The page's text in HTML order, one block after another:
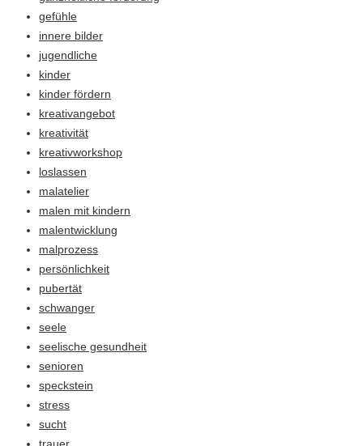
gefühle
innere bilder
jugendliche
kinder
kinder fördern
kreativangebot
kreativität
kreativworkshop
loslassen
malatelier
malen mit kindern
malentwicklung
malprozess
persönlichkeit
pubertät
schwanger
seele
seelische gesundheit
senioren
speckstein
stress
sucht